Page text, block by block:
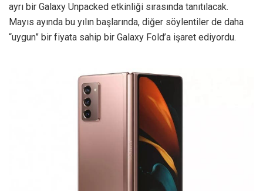
ayrı bir Galaxy Unpacked etkinliği sırasında tanıtılacak.
Mayıs ayında bu yılın başlarında, diğer söylentiler de daha
“uygun” bir fiyata sahip bir Galaxy Fold’a işaret ediyordu.